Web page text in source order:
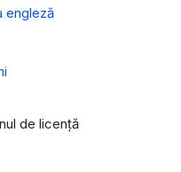
engleză
de licență